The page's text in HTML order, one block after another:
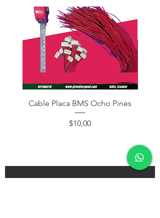
Cable Placa BMS Ocho Pines
Precio
$10,00